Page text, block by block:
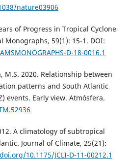
nature03906
of Progress in Tropical Cyclone
Monographs, 59(1): 15-1. DOI:
D-18-0016.1
M.S. 2020. Relationship between
patterns and South Atlantic
events. Early view. Atmósfera.
A climatology of subtropical
Journal of Climate, 25(21):
10.1175/JCLI-D-11-00212.1